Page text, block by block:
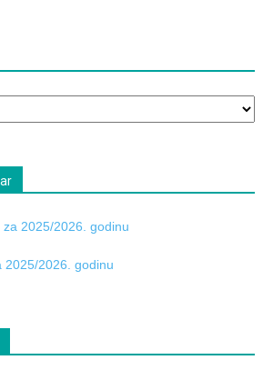
2025/2026. godinu
2025/2026. godinu